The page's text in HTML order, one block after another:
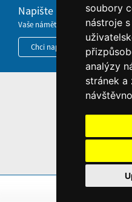
soubory
nástroje
analýzy
stránek a
Napište nám
Vaše náměty, komentáře,
Chci napsat MKČR